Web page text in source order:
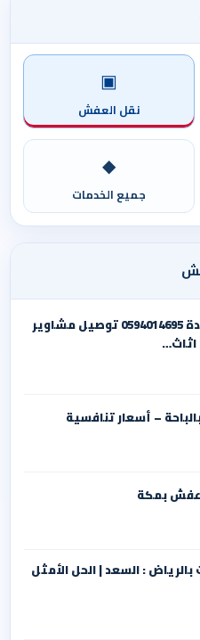
▣
نقل العفش
◆
جميع الخدمات
دباب نقل عفش جدة 0594014695 توصيل مشاوير
– أسعار تنافسية
بمكة
: السعد | الحل الأمثل